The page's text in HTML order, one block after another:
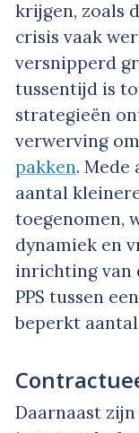
krijgen, zoals
crisis vaak
versnipperd
tussentijd is
strategieën
verwerving
pakken. Mede
aantal
toegenomen,
dynamiek en
inrichting van
PPS tussen
beperkt
Daarnaast